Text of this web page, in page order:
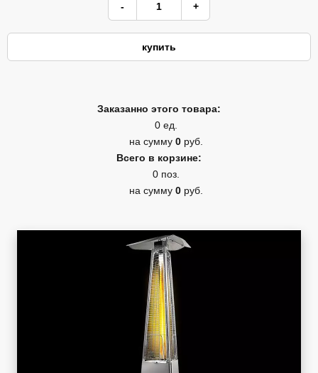
Заказанно этого товара:
0 ед.
на сумму 0 руб.
Всего в корзине:
0 поз.
на сумму 0 руб.